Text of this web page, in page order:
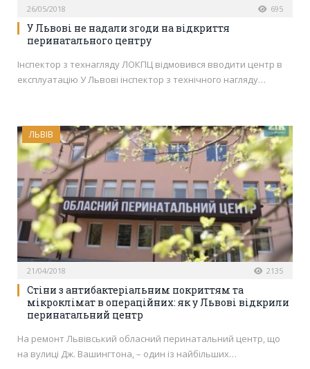
26/05/2018 695
У Львові не надали згоди на відкриття
перинатального центру
Інспектор з технагляду ЛОКПЦ відмовився вводити центр в
експлуатацію У Львові інспектор з технічного нагляду…
ЛЬВІВ
21/04/2018 2135
Стіни з антибактеріальним покриттям та
мікроклімат в операційних: як у Львові відкрили
перинатальний центр
На ремонт Львівський обласний перинатальний центр, що
на вулиці Дж. Вашингтона, – один із найбільших…